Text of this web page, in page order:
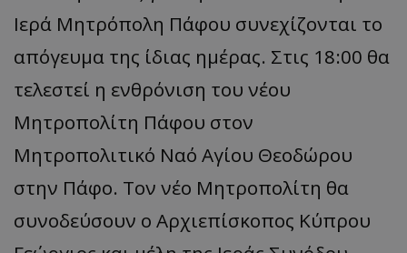
Ιερά Μητρόπολη Πάφου συνεχίζονται το
απόγευμα της ίδιας ημέρας. Στις 18:00 θα
τελεστεί η ενθρόνιση του νέου
Μητροπολίτη Πάφου στον
Μητροπολιτικό Ναό Αγίου Θεοδώρου
στην Πάφο. Τον νέο Μητροπολίτη θα
συνοδεύσουν ο Αρχιεπίσκοπος Κύπρου